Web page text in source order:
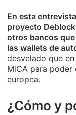
En esta
proyecto
otros bancos
las wallets de
desvelado que
MiCA para poder
europea.
¿Cómo y